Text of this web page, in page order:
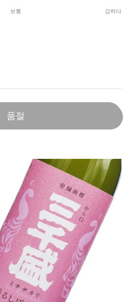
보통 강하다
품절